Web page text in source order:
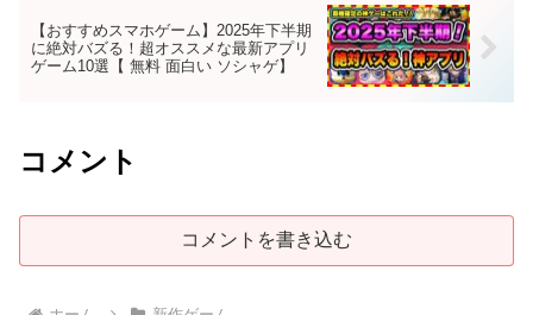
【おすすめスマホゲーム】2025年下半期
に絶対バズる！超オススメな最新アプリ
ゲーム10選【 無料 面白い ソシャゲ】
コメント
コメントを書き込む